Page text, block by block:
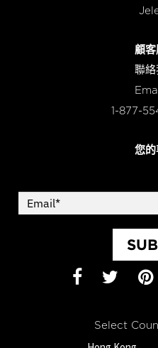
顧
聯絡
1-877-
您
Facebook
Select